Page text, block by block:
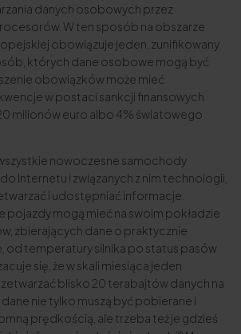
danych osobowych przez
W ten sposób na obszarze
obowiązuje jeden, zunifikowany
których dane osobowe mogą być
obowiązków może mieć
w postaci sankcji finansowych
milionów euro albo 4% światowego
nowoczesne samochody
Internetu i związanych z nim technologii,
i udostępniać informacje.
pojazdy mogą mieć na swoim pokładzie
zbierających dane o praktycznie
od temperatury silnika po status pasów
się, że w skali miesiąca jeden
blisko 20 terabajtów danych na
dane nie tylko muszą być pobierane i
prędkością, ale trzeba też je gdzieś